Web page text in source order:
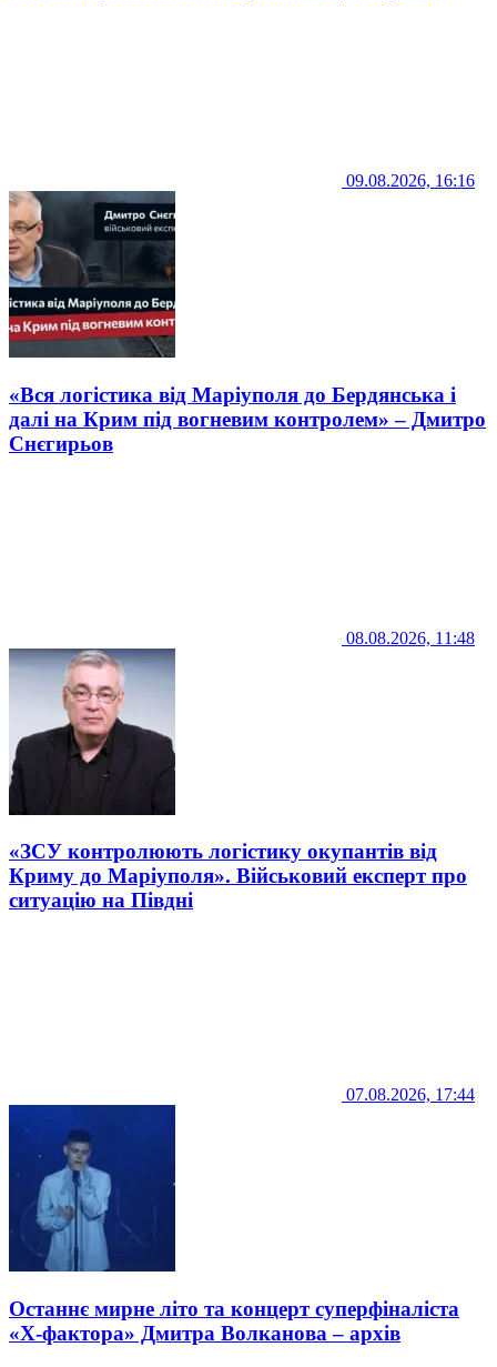
09.08.2026, 16:16
«Вся логістика від Маріуполя до Бердянська і
далі на Крим під вогневим контролем» – Дмитро
Снєгирьов
08.08.2026, 11:48
«ЗСУ контролюють логістику окупантів від
Криму до Маріуполя». Військовий експерт про
ситуацію на Півдні
07.08.2026, 17:44
Останнє мирне літо та концерт суперфіналіста
«Х-фактора» Дмитра Волканова – архів